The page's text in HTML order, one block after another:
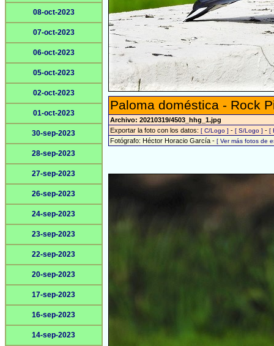
08-oct-2023
07-oct-2023
06-oct-2023
05-oct-2023
02-oct-2023
01-oct-2023
30-sep-2023
28-sep-2023
27-sep-2023
26-sep-2023
24-sep-2023
23-sep-2023
22-sep-2023
20-sep-2023
17-sep-2023
16-sep-2023
14-sep-2023
Paloma doméstica - Rock
Archivo: 20210319/4503_hhg_1.jpg
Exportar la foto con los datos: [ C/Logo ] - [ S/Logo ] - [
Fotógrafo: Héctor Horacio García - [ Ver más fotos de